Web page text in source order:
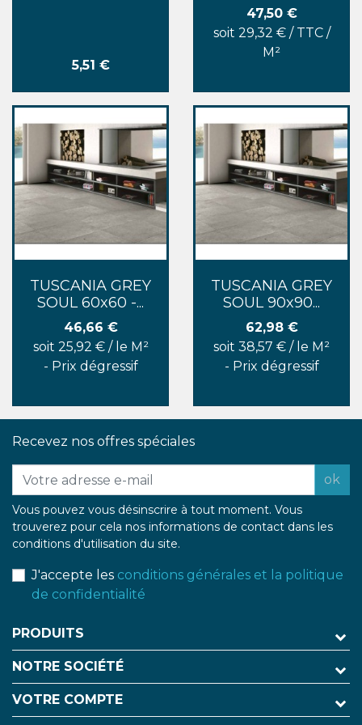
Prix
5,51 €
Prix
47,50 €
soit 29,32 € / TTC /
M²
TUSCANIA GREY
SOUL 60x60 -...
Prix
46,66 €
soit 25,92 € / le M²
- Prix dégressif
TUSCANIA GREY
SOUL 90x90...
Prix
62,98 €
soit 38,57 € / le M²
- Prix dégressif
Recevez nos offres spéciales
ok
Vous pouvez vous désinscrire à tout moment. Vous
trouverez pour cela nos informations de contact dans les
conditions d'utilisation du site.
J'accepte les conditions générales et la politique
de confidentialité
PRODUITS
NOTRE SOCIÉTÉ
VOTRE COMPTE